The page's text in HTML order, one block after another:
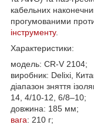
кабельних
прогумованими
інструменту.
Характеристики:
модель: CR-V 2104;
виробник: Delixi,
діапазон зняття
14, 4/10-12, 6/8–10;
довжина: 185 мм;
вага: 210 г;